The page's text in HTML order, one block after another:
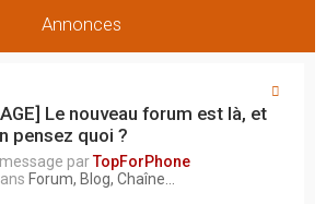
Annonces
Le nouveau forum est là, et
pensez quoi ?
parTopForPhone
Forum, Blog, Chaîne...